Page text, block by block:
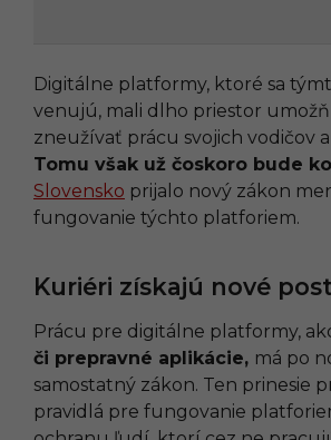
Digitálne platformy, ktoré sa
venujú, mali dlho priestor
zneužívať prácu svojich vodičov
Tomu však už čoskoro bude
Slovensko prijalo nový zákon
fungovanie týchto platforiem.
Kuriéri získajú nové
Prácu pre digitálne platformy,
či prepravné aplikácie, má po
samostatný zákon. Ten prinesie
pravidlá pre fungovanie